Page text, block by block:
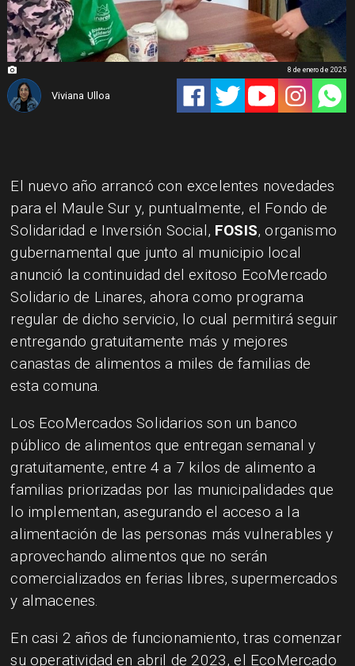
Viviana Ulloa
8 de enero de 2025
El nuevo año arrancó con excelentes novedades
para el Maule Sur y, puntualmente, el Fondo de
Solidaridad e Inversión Social, FOSIS, organismo
gubernamental que junto al municipio local
anunció la continuidad del exitoso EcoMercado
Solidario de Linares, ahora como programa
regular de dicho servicio, lo cual permitirá seguir
entregando gratuitamente más y mejores
canastas de alimentos a miles de familias de
esta comuna.
Los EcoMercados Solidarios son un banco
público de alimentos que entregan semanal y
gratuitamente, entre 4 a 7 kilos de alimento a
familias priorizadas por las municipalidades que
lo implementan, asegurando el acceso a la
alimentación de las personas más vulnerables y
aprovechando alimentos que no serán
comercializados en ferias libres, supermercados
y almacenes.
En casi 2 años de funcionamiento, tras comenzar
su operatividad en abril de 2023, el EcoMercado